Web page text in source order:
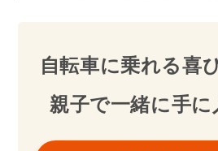
自転車に乗れる喜
親子で一緒に手に